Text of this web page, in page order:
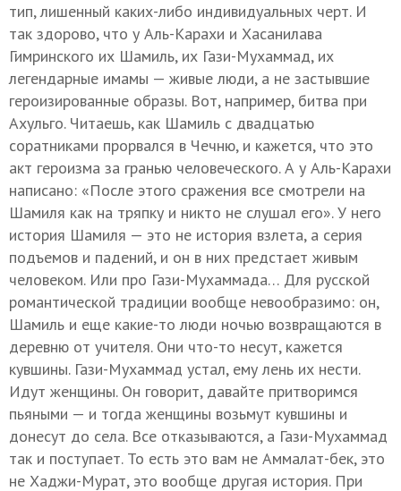
тип, лишенный каких-либо индивидуальных черт. И
так здорово, что у Аль-Карахи и Хасанилава
Гимринского их Шамиль, их Гази-Мухаммад, их
легендарные имамы — живые люди, а не застывшие
героизированные образы. Вот, например, битва при
Ахульго. Читаешь, как Шамиль с двадцатью
соратниками прорвался в Чечню, и кажется, что это
акт героизма за гранью человеческого. А у Аль-Карахи
написано: «После этого сражения все смотрели на
Шамиля как на тряпку и никто не слушал его». У него
история Шамиля — это не история взлета, а серия
подъемов и падений, и он в них предстает живым
человеком. Или про Гази-Мухаммада… Для русской
романтической традиции вообще невообразимо: он,
Шамиль и еще какие-то люди ночью возвращаются в
деревню от учителя. Они что-то несут, кажется
кувшины. Гази-Мухаммад устал, ему лень их нести.
Идут женщины. Он говорит, давайте притворимся
пьяными — и тогда женщины возьмут кувшины и
донесут до села. Все отказываются, а Гази-Мухаммад
так и поступает. То есть это вам не Аммалат-бек, это
не Хаджи-Мурат, это вообще другая история. При